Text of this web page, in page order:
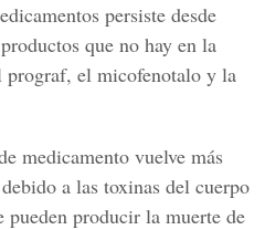
persiste desde
que no hay en la
prograf, el micofenotalo y la
medicamento vuelve más
a las toxinas del cuerpo
pueden producir la muerte de